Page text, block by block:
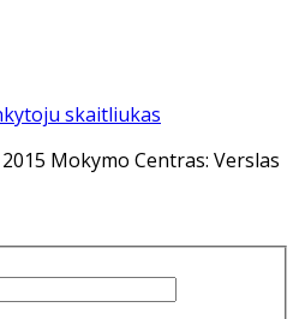
Mokymo Centras: Verslas